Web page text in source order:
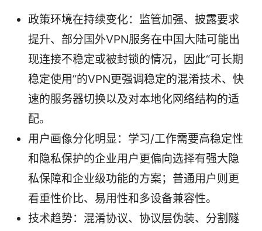
政策环境在持续变化：监管加强、披露要求
提升、部分国外VPN服务在中国大陆可能出
现连接不稳定或被封锁的情况，因此“可长期
稳定使用”的VPN更强调稳定的混淆技术、快
速的服务器切换以及对本地化网络结构的适
配。
用户画像分化明显：学习/工作需要高稳定性
和隐私保护的企业用户更偏向选择有强大隐
私保障和企业级功能的方案；普通用户则更
看重性价比、易用性和多设备兼容性。
技术趋势：混淆协议、协议层伪装、分割隧